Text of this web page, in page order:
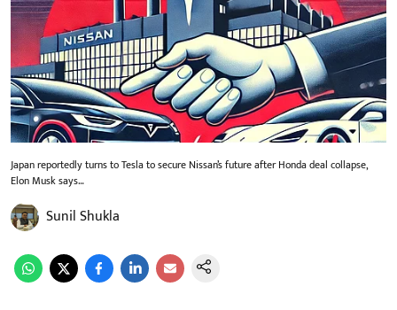
Japan reportedly turns to Tesla to secure Nissan’s future after Honda deal collapse,
Elon Musk says…
Sunil Shukla